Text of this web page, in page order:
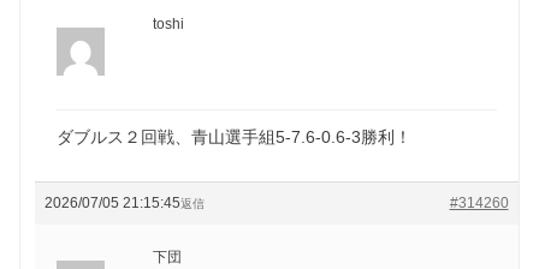
toshi
ダブルス２回戦、青山選手組5-7.6-0.6-3勝利！
2026/07/05 21:15:45 #314260
返信
下団